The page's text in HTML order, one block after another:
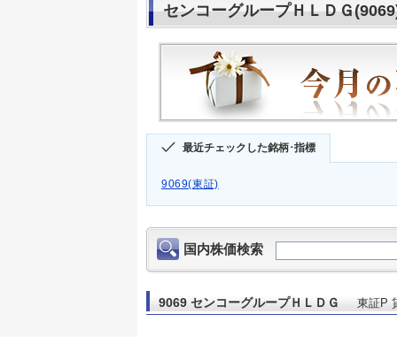
センコーグループＨＬＤＧ
最近チェックした銘柄･指標
9069(東証)